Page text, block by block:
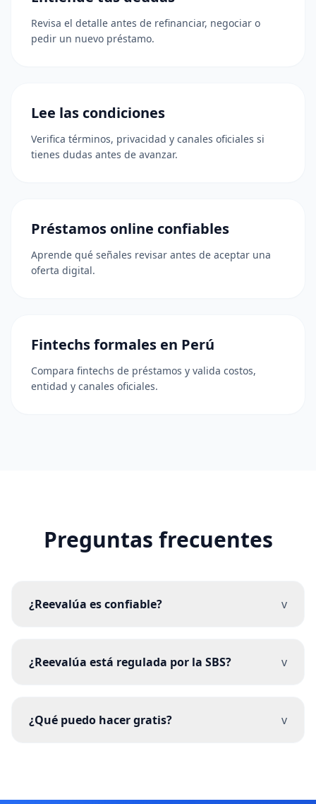
Revisa el detalle antes de refinanciar, negociar o
pedir un nuevo préstamo.
Lee las condiciones
Verifica términos, privacidad y canales oficiales si
tienes dudas antes de avanzar.
Préstamos online confiables
Aprende qué señales revisar antes de aceptar una
oferta digital.
Fintechs formales en Perú
Compara fintechs de préstamos y valida costos,
entidad y canales oficiales.
Preguntas frecuentes
¿Reevalúa es confiable? v
¿Reevalúa está regulada por la SBS? v
¿Qué puedo hacer gratis? v